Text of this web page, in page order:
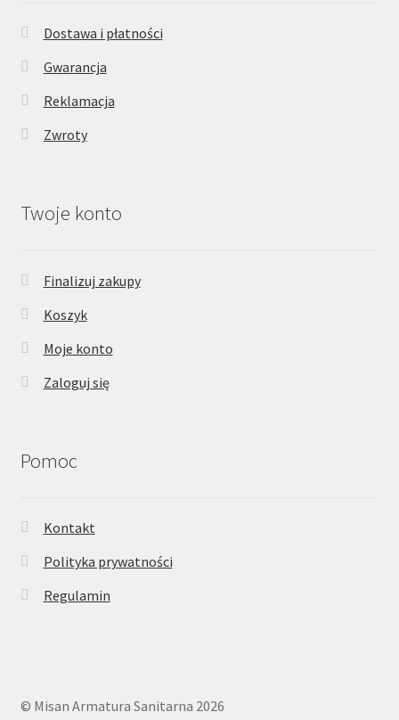
Dostawa i płatności
Gwarancja
Reklamacja
Zwroty
Twoje konto
Finalizuj zakupy
Koszyk
Moje konto
Zaloguj się
Pomoc
Kontakt
Polityka prywatności
Regulamin
© Misan Armatura Sanitarna 2026